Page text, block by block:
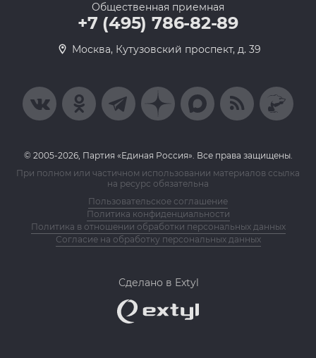
Общественная приемная
+7 (495) 786-82-89
Москва, Кутузовский проспект, д. 39
© 2005-2026, Партия «Единая Россия». Все права защищены.
При полном или частичном использовании материалов ссылка
на ресурс обязательна
Пользовательское соглашение
Политика конфиденциальности
Политика в отношении обработки персональных данных
Согласие на обработку персональных данных
Сделано в Extyl